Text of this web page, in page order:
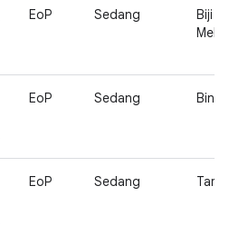
EoP Sedang
Biji
EoP Sedang
EoP Sedang